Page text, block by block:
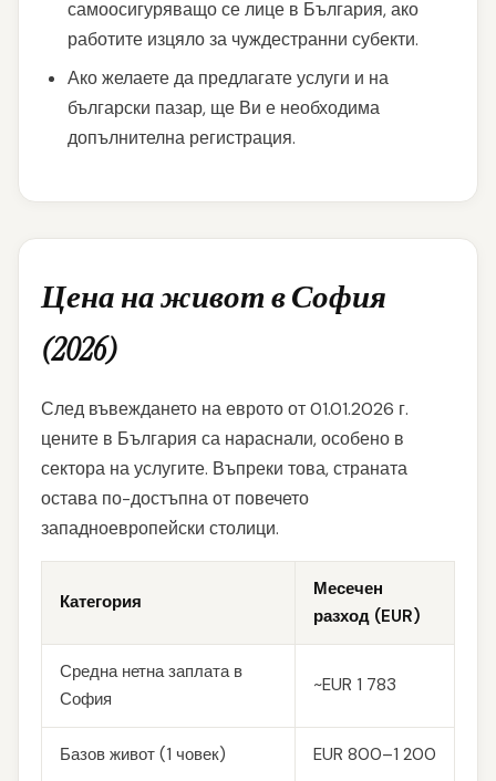
самоосигуряващо се лице в България, ако
работите изцяло за чуждестранни субекти.
Ако желаете да предлагате услуги и на
български пазар, ще Ви е необходима
допълнителна регистрация.
Цена на живот в София
(2026)
След въвеждането на еврото от 01.01.2026 г.
цените в България са нараснали, особено в
сектора на услугите. Въпреки това, страната
остава по-достъпна от повечето
западноевропейски столици.
Категория
Месечен
разход (EUR)
Средна нетна заплата в
София
~EUR 1 783
Базов живот (1 човек) EUR 800–1 200